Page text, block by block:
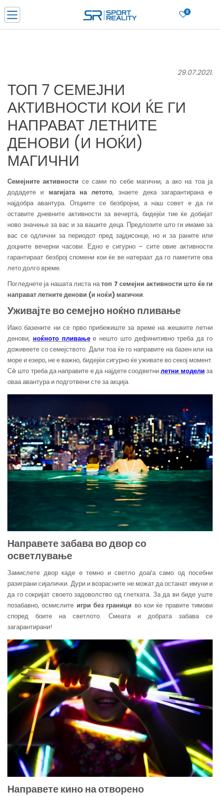
0
ДОЗНАЈ ПОВЕЌЕ
Ценовник
ДОЗНАЈ ПОВЕЌЕ
29.07.2021.
ТОП 7 СЕМЕЈНИ
АКТИВНОСТИ КОИ ЌЕ ГИ
НАПРАВАТ ЛЕТНИТЕ
ДЕНОВИ (И НОЌИ)
МАГИЧНИ
Семејните активности се сами по себе магични, а ако на тоа ја
додадете и магијата на летото, знаете дека загарантирана e
најдобра авантура. Опциите се безбројни, а наш совет е да ги
оставите дневните активности за вечерта, бидејќи тие ќе добијат
ново значење за вас и за вашите деца. Предлозите што ги имаме за
вас се одлични за периодот пред зајдисонце, но и за раните или
доцните вечерни часови. Едно е сигурно – сите овие активности
гарантираат безброј спомени кои ќе ве натераат да го паметите ова
лето долго време.
Погледнете ја нашата листа натоп 7 семејни активности што ќе ги
направат летните денови (и ноќи) магични.
Уживајте во семејно ноќно пливање
Иако базените ни се прво прибежиште за време на жешките летни
денови, ноќното пливањее нешто што дефинитивно треба да го
доживеете со семејството. Дали тоа ќе го направите на базен или на
море и езеро, не е важно, бидејќи сигурно ќе уживате во секој момент.
Сè што треба да направите е да најдете соодветнилетни моделиза
оваа авантура и подготвени сте за акција.
Направете забава во двор со
осветлување
Замислете двор каде е темно и светло доаѓа само од посебни
разиграни сијалички. Дури и возрасните не можат да останат имуни и
да го сокријат своето задоволство од глетката. За да ви биде уште
позабавно, осмислите игри без граници во кои ќе правите тимови
според боите на светлото. Смеата и добрата забава се
загарантирани!
Направете кино на отворено